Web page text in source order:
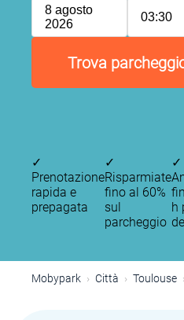
8 agosto
2026
03:30
Trova
✓
Prenotazione
rapida e
prepagata
✓
Risparmiate
fino al 60%
sul
parcheggio
✓
h
Mobypark Città Toulouse